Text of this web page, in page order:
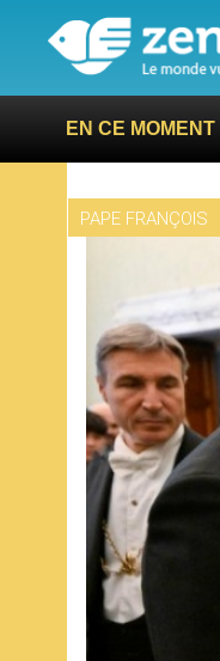
EN CE MOMENT
journée du pape à
PAPE FRANÇOIS